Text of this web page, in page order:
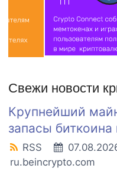
Свежи новости
Крупнейший
запасы биткоина
RSS
ru.beincrypto.com